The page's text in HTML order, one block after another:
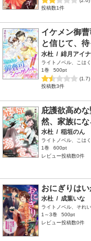
投稿数1件
イケメン御
と信じて、
水杜 / 緋月アイナ
ライトノベル、こは
1巻
500pt
(1.7)
投稿数3件
庇護欲高め
然、家族に
水杜 / 稲垣のん
ライトノベル、こは
1巻
600pt
レビュー投稿数0件
おにぎりは
水杜 / 成葉いな
ライトノベル、それ
1～3巻
500pt
レビュー投稿数0件